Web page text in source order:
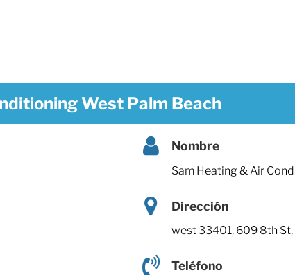
West Palm Beach
Nombre
Sam Heating & Air
Dirección
west 33401, 609 8th
Teléfono